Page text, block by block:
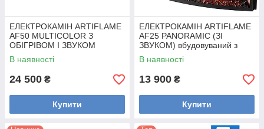
ЕЛЕКТРОКАМІН ARTIFLAME
AF50 MULTICOLOR З
ОБІГРІВОМ І ЗВУКОМ
ГОРІННЯ ВОГНЮ
В наявності
24 500 ₴
Купити
ЕЛЕКТРОКАМІН ARTIFLAME
AF25 PANORAMIC (ЗІ
ЗВУКОМ) вбудовуваний з
обігрівом.
В наявності
13 900 ₴
Купити